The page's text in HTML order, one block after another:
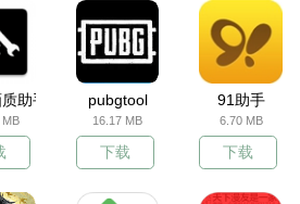
助手 pubgtool
16.17 MB
下载
91助手
6.70 MB
下载